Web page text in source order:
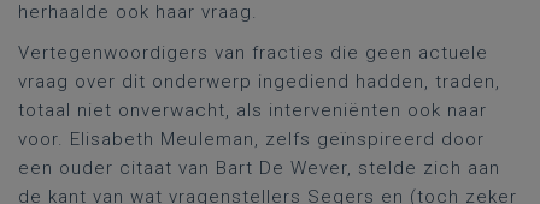
herhaalde ook haar vraag.
Vertegenwoordigers van fracties die geen actuele
vraag over dit onderwerp ingediend hadden, traden,
totaal niet onverwacht, als interveniënten ook naar
voor. Elisabeth Meuleman, zelfs geïnspireerd door
een ouder citaat van Bart De Wever, stelde zich aan
de kant van wat vragenstellers Segers en (toch zeker